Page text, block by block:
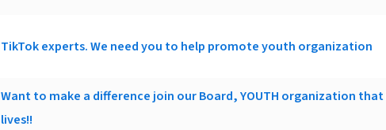
TikTok experts. We need you to help promote youth organization
Want to make a difference join our Board, YOUTH organization that
lives!!